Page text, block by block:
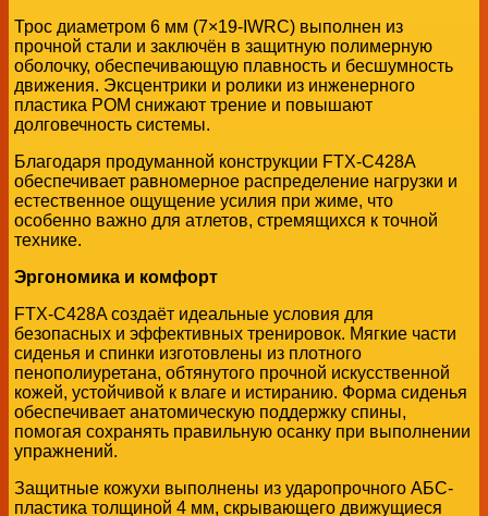
Трос диаметром 6 мм (7×19-IWRC) выполнен из
прочной стали и заключён в защитную полимерную
оболочку, обеспечивающую плавность и бесшумность
движения. Эксцентрики и ролики из инженерного
пластика POM снижают трение и повышают
долговечность системы.
Благодаря продуманной конструкции FTX-C428A
обеспечивает равномерное распределение нагрузки и
естественное ощущение усилия при жиме, что
особенно важно для атлетов, стремящихся к точной
технике.
Эргономика и комфорт
FTX-C428A создаёт идеальные условия для
безопасных и эффективных тренировок. Мягкие части
сиденья и спинки изготовлены из плотного
пенополиуретана, обтянутого прочной искусственной
кожей, устойчивой к влаге и истиранию. Форма сиденья
обеспечивает анатомическую поддержку спины,
помогая сохранять правильную осанку при выполнении
упражнений.
Защитные кожухи выполнены из ударопрочного АБС-
пластика толщиной 4 мм, скрывающего движущиеся